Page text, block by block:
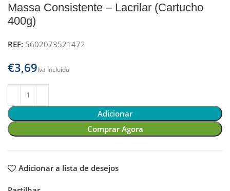
Massa Consistente – Lacrilar (Cartucho
400g)
REF: 5602073521472
€
Adicionar
Comprar Agora
Adicionar a lista de desejos